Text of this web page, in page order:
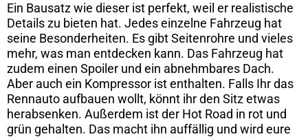
Ein Bausatz wie dieser ist perfekt, weil er realistische
Details zu bieten hat. Jedes einzelne Fahrzeug hat
seine Besonderheiten. Es gibt Seitenrohre und vieles
mehr, was man entdecken kann. Das Fahrzeug hat
zudem einen Spoiler und ein abnehmbares Dach.
Aber auch ein Kompressor ist enthalten. Falls Ihr das
Rennauto aufbauen wollt, könnt ihr den Sitz etwas
herabsenken. Außerdem ist der Hot Road in rot und
grün gehalten. Das macht ihn auffällig und wird eure